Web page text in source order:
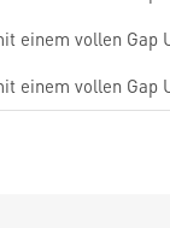
einem vollen Gap
einem vollen Gap